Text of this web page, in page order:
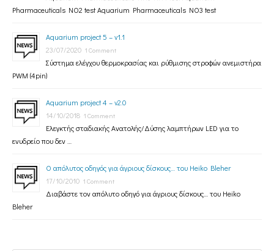
Pharmaceuticals NO2 test Aquarium Pharmaceuticals NO3 test
Aquarium project 5 – v1.1
23/07/2020 1 Comment
Σύστημα ελέγχου θερμοκρασίας και ρύθμισης στροφών ανεμιστήρα
PWM (4pin)
Aquarium project 4 – v2.0
14/10/2018 1 Comment
Ελεγκτής σταδιακής Ανατολής/Δύσης λαμπτήρων LED για το
ενυδρείο που δεν …
Ο απόλυτος οδηγός για άγριους δίσκους… του Heiko Bleher
17/10/2010 1 Comment
Διαβάστε τον απόλυτο οδηγό για άγριους δίσκους… του Heiko
Bleher